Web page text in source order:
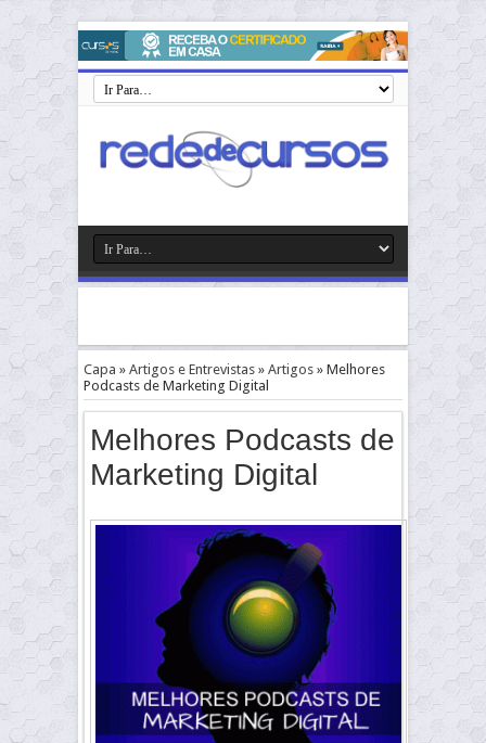
Capa » Artigos e Entrevistas » Artigos » Melhores
Podcasts de Marketing Digital
Melhores Podcasts de
Marketing Digital